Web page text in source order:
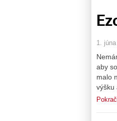
1.
aby
malo
výšku